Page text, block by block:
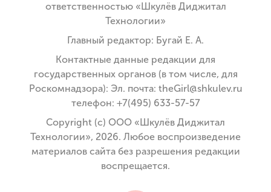
ответственностью «Шкулёв Диджитал
Технологии»
Главный редактор: Бугай Е. А.
Контактные данные редакции для
государственных органов (в том числе, для
Роскомнадзора): Эл. почта: theGirl@shkulev.ru
телефон: +7(495) 633-57-57
Copyright (с) ООО «Шкулёв Диджитал
Технологии», 2026. Любое воспроизведение
материалов сайта без разрешения редакции
воспрещается.